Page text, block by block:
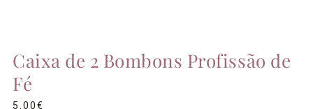
Caixa de 2 Bombons Profissão de
Fé
5.00€